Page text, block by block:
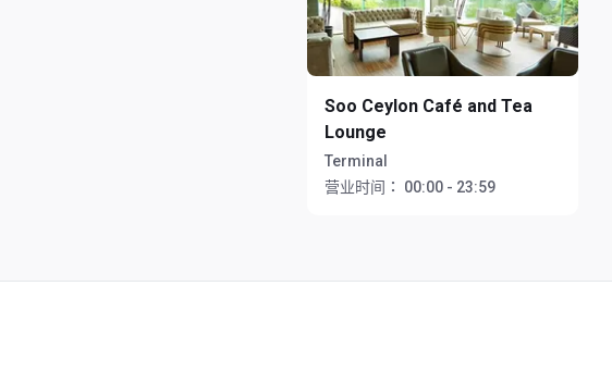
Soo Ceylon Café and Tea
Lounge
Terminal
营业时间：
00:00 - 23:59